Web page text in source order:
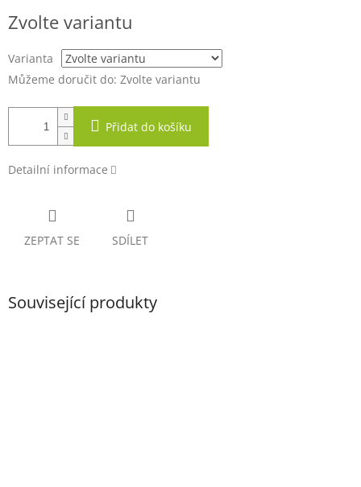
cena:
Zvolte variantu
Varianta
Můžeme doručit do: Zvolte variantu
Přidat do košíku
Detailní informace
ZEPTAT SE SDÍLET
Související produkty